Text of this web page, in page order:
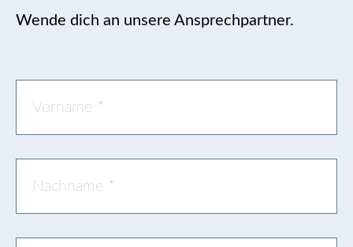
Wende dich an unsere Ansprechpartner.